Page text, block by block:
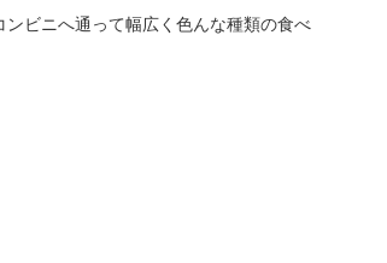
ビニへ通って幅広く色んな種類の食べ